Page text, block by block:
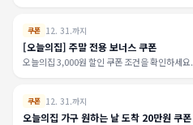
쿠폰 12. 31.까지
[오늘의집] 주말 전용 보너스 쿠폰
오늘의집 3,000원 할인 쿠폰 조건을 확인하세요.
쿠폰 12. 31.까지
오늘의집 가구 원하는 날 도착 20만원 쿠폰